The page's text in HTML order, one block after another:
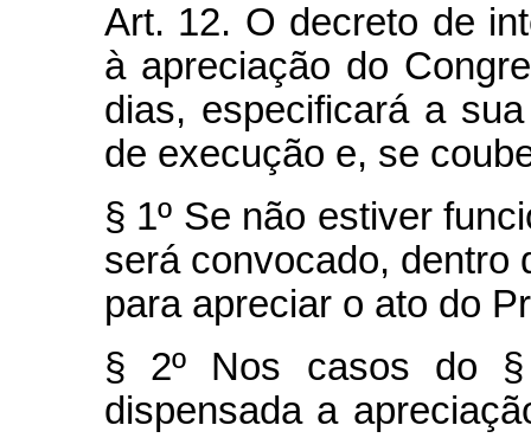
Art. 12. O decreto de
à apreciação do
dias, especificará a
de execução e, se
§ 1º Se não estiver
será convocado, dentro
para apreciar o ato do
§ 2º Nos casos do §
dispensada a